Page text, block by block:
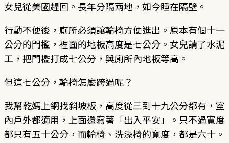
女兒從美國趕回。長年分隔兩地，如今睡在隔壁。
行動不便後，廁所必須讓輪椅方便進出。原本有個十一
公分的門檻，裡面的地板高度是七公分。女兒請了水泥
工，把門檻打成七公分，與廁所內地板等高。
但這七公分，輪椅怎麼跨過呢？
我幫乾媽上網找斜坡板，高度從三到十九公分都有，室
內戶外都適用，上面還寫著「出入平安」。只不過寬度
都只有五十公分，而輪椅、洗澡椅的寬度，都是六十。